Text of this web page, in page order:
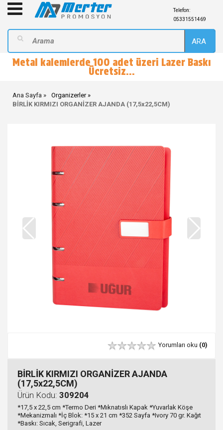
Telefon:
05331551469
ARA
Metal kalemlerde 100 adet üzeri Lazer Baskı
Ücretsiz...
Ana Sayfa
Organizerler
BİRLİK KIRMIZI ORGANİZER AJANDA (17,5x22,5CM)
Yorumları oku (0)
BİRLİK KIRMIZI ORGANİZER AJANDA
(17,5x22,5CM)
Ürün Kodu: 309204
*17,5 x 22,5 cm *Termo Deri *Mıknatıslı Kapak *Yuvarlak Köşe
*Mekanizmalı *İç Blok: *15 x 21 cm *352 Sayfa *Ivory 70 gr. Kağıt
*Baskı: Sıcak, Serigrafi, Lazer